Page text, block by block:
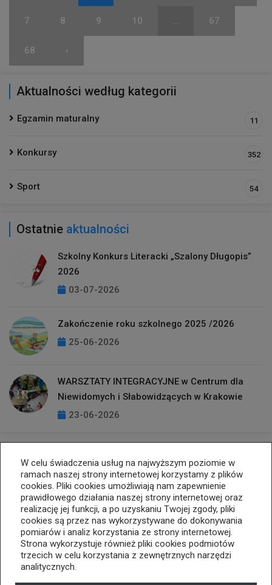
W celu świadczenia usług na najwyższym poziomie w
ramach naszej strony internetowej korzystamy z plików
cookies. Pliki cookies umożliwiają nam zapewnienie
prawidłowego działania naszej strony internetowej oraz
realizację jej funkcji, a po uzyskaniu Twojej zgody, pliki
cookies są przez nas wykorzystywane do dokonywania
pomiarów i analiz korzystania ze strony internetowej.
Strona wykorzystuje również pliki cookies podmiotów
trzecich w celu korzystania z zewnętrznych narzędzi
analitycznych.
7 8 9 10 ... 67
68 ›
Aktualności według kategorii
Egzamin maturalny 11
Konkursy 352
Sport 54
Ostatnie aktualności
Szkolny Konkurs Literacki „Szalony Długopis”
2026
03-07-2026
Zakończenie roku szkolnego 2025 /2026
25-06-2026
WARSZTATY INTEGRACYJNE w Centrum dla
Niewidomych i Słabowidzących w Krakowie
23-06-2026
33 812 25 74
kopernik@cuw.bielsko-biala.pl
ul. Listopadowa 70, 43-300 Bielsko-Biała
Deklaracja dostępności